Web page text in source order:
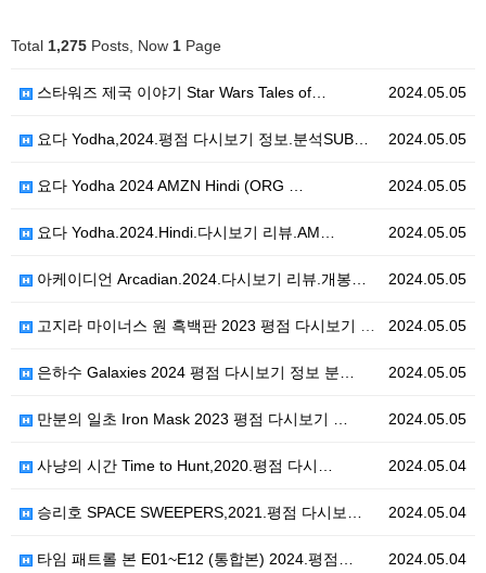
Total 1,275 Posts, Now 1 Page
2024.05.05
스타워즈 제국 이야기 Star Wars Tales of…
2024.05.05
요다 Yodha,2024.평점 다시보기 정보.분석SUB…
2024.05.05
요다 Yodha 2024 AMZN Hindi (ORG …
2024.05.05
요다 Yodha.2024.Hindi.다시보기 리뷰.AM…
2024.05.05
아케이디언 Arcadian.2024.다시보기 리뷰.개봉…
2024.05.05
고지라 마이너스 원 흑백판 2023 평점 다시보기 정보…
2024.05.05
은하수 Galaxies 2024 평점 다시보기 정보 분…
2024.05.05
만분의 일초 Iron Mask 2023 평점 다시보기 …
2024.05.04
사냥의 시간 Time to Hunt,2020.평점 다시…
2024.05.04
승리호 SPACE SWEEPERS,2021.평점 다시보…
2024.05.04
타임 패트롤 본 E01~E12 (통합본) 2024.평점…